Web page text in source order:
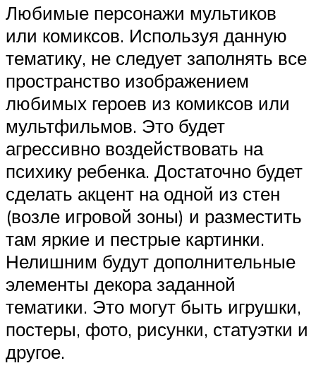
Любимые персонажи мультиков
или комиксов. Используя данную
тематику, не следует заполнять все
пространство изображением
любимых героев из комиксов или
мультфильмов. Это будет
агрессивно воздействовать на
психику ребенка. Достаточно будет
сделать акцент на одной из стен
(возле игровой зоны) и разместить
там яркие и пестрые картинки.
Нелишним будут дополнительные
элементы декора заданной
тематики. Это могут быть игрушки,
постеры, фото, рисунки, статуэтки и
другое.